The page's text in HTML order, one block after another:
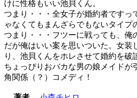
けに性格もいい池貝くん。
つまり・・・全女子が婚約者ですっ
ゃなくてもまんざらでもないタイプ
つまり・・・フツーに戦っても、俺
だが俺はいい案を思いついた。女装
り、池貝くんをホレさせて婚約を破
ちょっぴりおバカな男の娘メイドが
角関係（？）コメディ！